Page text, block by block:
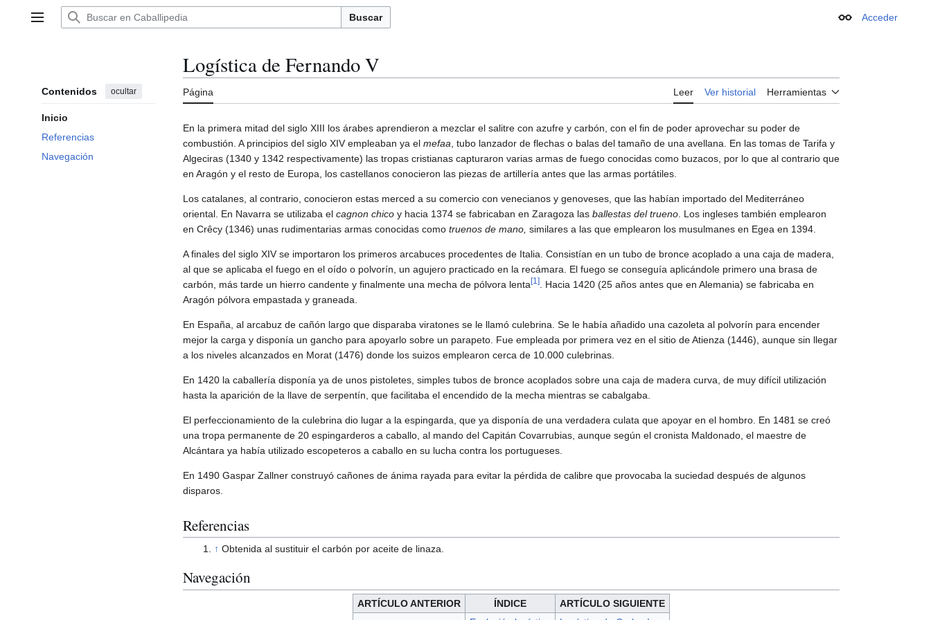
Menú principal Buscar Apariencia
Acceder
Contenidos ocultar
Inicio
Referencias
Navegación
Logística de Fernando V
Página Leer Ver historial Herramientas
En la primera mitad del siglo XIII los árabes aprendieron a mezclar el salitre con azufre y carbón, con el fin de poder aprovechar su poder de
combustión. A principios del siglo XIV empleaban ya el mefaa , tubo lanzador de flechas o balas del tamaño de una avellana. En las tomas de Tarifa y
Algeciras (1340 y 1342 respectivamente) las tropas cristianas capturaron varias armas de fuego conocidas como buzacos, por lo que al contrario que
en Aragón y el resto de Europa, los castellanos conocieron las piezas de artillería antes que las armas portátiles.
Los catalanes, al contrario, conocieron estas merced a su comercio con venecianos y genoveses, que las habían importado del Mediterráneo
oriental. En Navarra se utilizaba el cagnon chico y hacia 1374 se fabricaban en Zaragoza las ballestas del trueno . Los ingleses también emplearon
en Crêcy (1346) unas rudimentarias armas conocidas como truenos de mano, similares a las que emplearon los musulmanes en Egea en 1394.
A finales del siglo XIV se importaron los primeros arcabuces procedentes de Italia. Consistían en un tubo de bronce acoplado a una caja de madera,
al que se aplicaba el fuego en el oído o polvorín, un agujero practicado en la recámara. El fuego se conseguía aplicándole primero una brasa de
carbón, más tarde un hierro candente y finalmente una mecha de pólvora lenta [1 ]
. Hacia 1420 (25 años antes que en Alemania) se fabricaba en
Aragón pólvora empastada y graneada.
En España, al arcabuz de cañón largo que disparaba viratones se le llamó culebrina. Se le había añadido una cazoleta al polvorín para encender
mejor la carga y disponía un gancho para apoyarlo sobre un parapeto. Fue empleada por primera vez en el sitio de Atienza (1446), aunque sin llegar
a los niveles alcanzados en Morat (1476) donde los suizos emplearon cerca de 10.000 culebrinas.
En 1420 la caballería disponía ya de unos pistoletes, simples tubos de bronce acoplados sobre una caja de madera curva, de muy difícil utilización
hasta la aparición de la llave de serpentín, que facilitaba el encendido de la mecha mientras se cabalgaba.
El perfeccionamiento de la culebrina dio lugar a la espingarda, que ya disponía de una verdadera culata que apoyar en el hombro. En 1481 se creó
una tropa permanente de 20 espingarderos a caballo, al mando del Capitán Covarrubias, aunque según el cronista Maldonado, el maestre de
Alcántara ya había utilizado escopeteros a caballo en su lucha contra los portugueses.
En 1490 Gaspar Zallner construyó cañones de ánima rayada para evitar la pérdida de calibre que provocaba la suciedad después de algunos
disparos.
Referencias
↑ Obtenida al sustituir el carbón por aceite de linaza.
Navegación
ARTÍCULO ANTERIOR ÍNDICE
ARTÍCULO SIGUIENTE